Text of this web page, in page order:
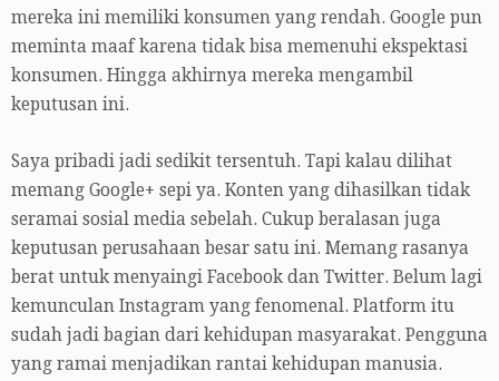
mereka ini memiliki konsumen yang rendah. Google pun
meminta maaf karena tidak bisa memenuhi ekspektasi
konsumen. Hingga akhirnya mereka mengambil
keputusan ini.
Saya pribadi jadi sedikit tersentuh. Tapi kalau dilihat
memang Google+ sepi ya. Konten yang dihasilkan tidak
seramai sosial media sebelah. Cukup beralasan juga
keputusan perusahaan besar satu ini. Memang rasanya
berat untuk menyaingi Facebook dan Twitter. Belum lagi
kemunculan Instagram yang fenomenal. Platform itu
sudah jadi bagian dari kehidupan masyarakat. Pengguna
yang ramai menjadikan rantai kehidupan manusia.